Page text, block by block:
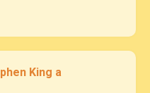
King a